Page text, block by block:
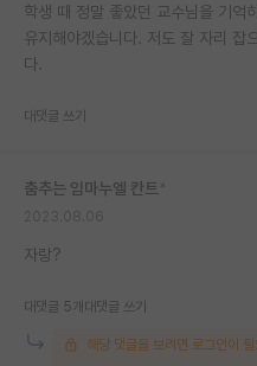
학생 때 정말 좋았던 교수님을 기억
유지해야겠습니다. 저도 잘 자리 잡
다.
대댓글 쓰기
춤추는 임마누엘 칸트
자랑?
대댓글 5개 대댓글 쓰기
해당 댓글을 보려면 로그인이